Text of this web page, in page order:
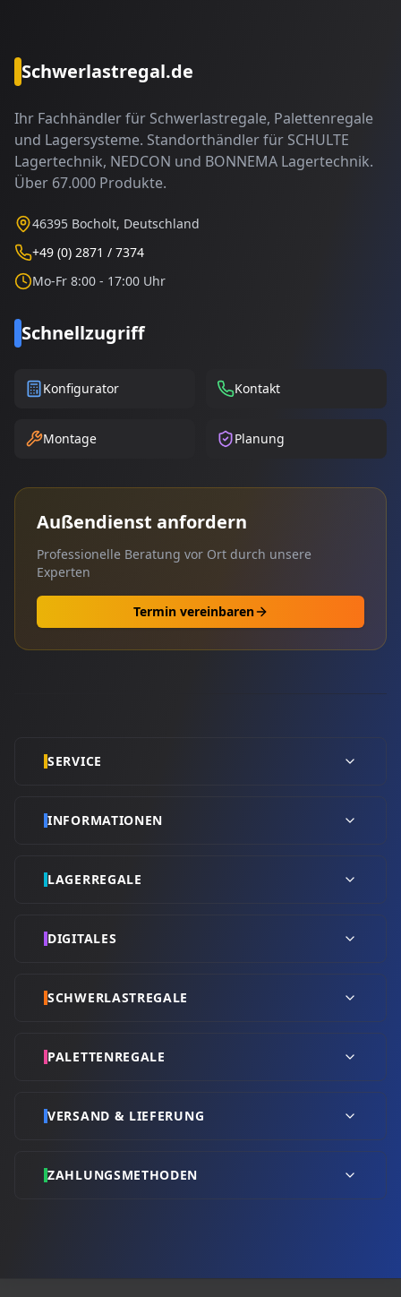
Schwerlastregal.de
Ihr Fachhändler für Schwerlastregale, Palettenregale
und Lagersysteme. Standorthändler für SCHULTE
Lagertechnik, NEDCON und BONNEMA Lagertechnik.
Über 67.000 Produkte.
46395 Bocholt, Deutschland
+49 (0) 2871 / 7374
Mo-Fr 8:00 - 17:00 Uhr
Schnellzugriff
Konfigurator Kontakt
Montage Planung
Außendienst anfordern
Professionelle Beratung vor Ort durch unsere
Experten
Termin vereinbaren
SERVICE
INFORMATIONEN
LAGERREGALE
DIGITALES
SCHWERLASTREGALE
PALETTENREGALE
VERSAND & LIEFERUNG
ZAHLUNGSMETHODEN